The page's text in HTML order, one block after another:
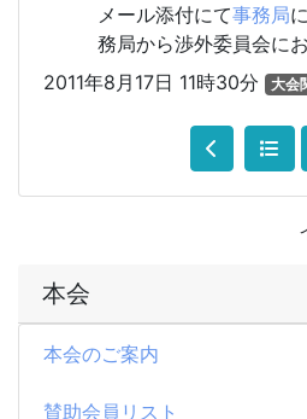
本会
本会のご案内
賛助会員リスト
メール添付にて事務局
務局から渉外委員会に
2011年8月17日 11時30分
大会